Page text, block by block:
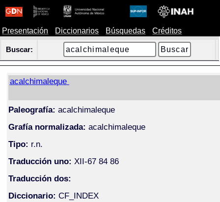
Presentación Diccionarios Búsquedas Créditos
Buscar:
acalchimaleque
Paleografía: acalchimaleque
Grafía normalizada: acalchimaleque
Tipo: r.n.
Traducción uno: XII-67 84 86
Traducción dos:
Diccionario: CF_INDEX